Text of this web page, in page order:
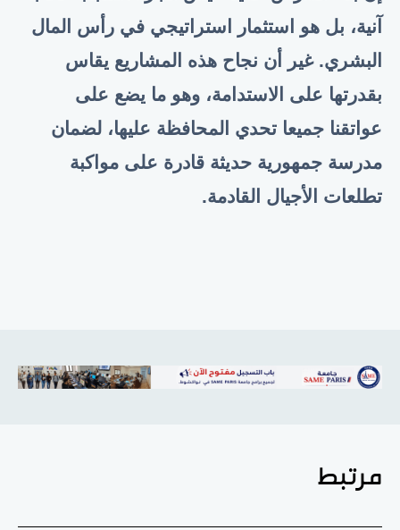
آنية، بل هو استثمار استراتيجي في رأس المال
البشري. غير أن نجاح هذه المشاريع يقاس
بقدرتها على الاستدامة، وهو ما يضع على
عواتقنا جميعا تحدي المحافظة عليها، لضمان
مدرسة جمهورية حديثة قادرة على مواكبة
تطلعات الأجيال القادمة.
مرتبط